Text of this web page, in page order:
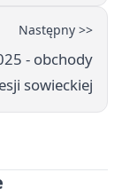
Następny >>
- obchody
sowieckiej